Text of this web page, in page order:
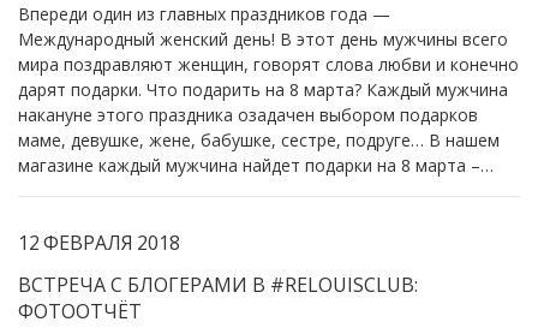
Впереди один из главных праздников года —
Международный женский день! В этот день мужчины всего
мира поздравляют женщин, говорят слова любви и конечно
дарят подарки. Что подарить на 8 марта? Каждый мужчина
накануне этого праздника озадачен выбором подарков
маме, девушке, жене, бабушке, сестре, подруге… В нашем
магазине каждый мужчина найдет подарки на 8 марта –…
12ФЕВРАЛЯ 2018
ВСТРЕЧА С БЛОГЕРАМИ В #RELOUISCLUB:
ФОТООТЧЁТ